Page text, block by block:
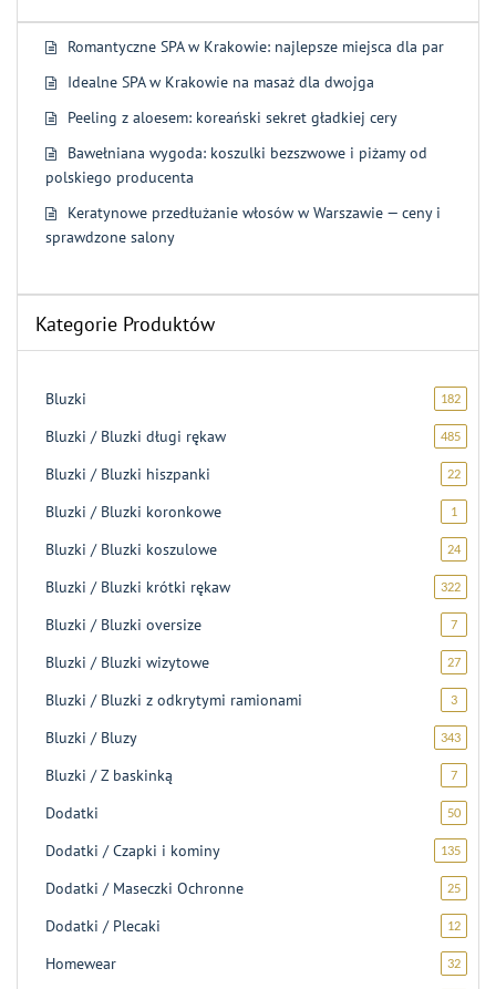
Romantyczne SPA w Krakowie: najlepsze miejsca dla par
Idealne SPA w Krakowie na masaż dla dwojga
Peeling z aloesem: koreański sekret gładkiej cery
Bawełniana wygoda: koszulki bezszwowe i piżamy od
polskiego producenta
Keratynowe przedłużanie włosów w Warszawie — ceny i
sprawdzone salony
Kategorie Produktów
Bluzki 182182
Bluzki / Bluzki długi rękaw 485485
Bluzki / Bluzki hiszpanki 2222
Bluzki / Bluzki koronkowe 1
Bluzki / Bluzki koszulowe 2424
Bluzki / Bluzki krótki rękaw 322322
Bluzki / Bluzki oversize 77
Bluzki / Bluzki wizytowe 2727
Bluzki / Bluzki z odkrytymi ramionami 33
Bluzki / Bluzy 343343
Bluzki / Z baskinką 77
Dodatki 5050
Dodatki / Czapki i kominy 135135
Dodatki / Maseczki Ochronne 2525
Dodatki / Plecaki 1212
Homewear 3232